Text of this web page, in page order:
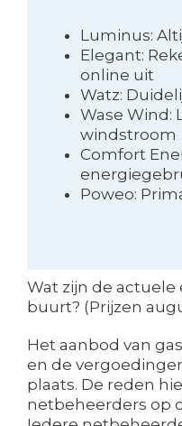
Luminus:
Elegant:
online uit
Watz:
Wase Wind:
windstroom
Comfort
Poweo:
Wat zijn de
buurt? (Prijzen
Het aanbod van
en de
plaats. De reden
netbeheerders op